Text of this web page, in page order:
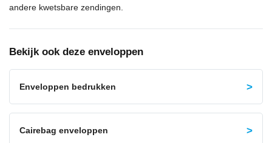
andere kwetsbare zendingen.
Bekijk ook deze enveloppen
Enveloppen bedrukken
Cairebag enveloppen